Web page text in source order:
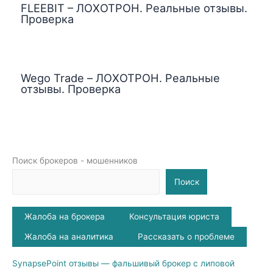
Поиск брокеров - мошенников
Поиск
Жалоба на брокера Консультация юриста
Жалоба на аналитика Рассказать о проблеме
SynapsePoint отзывы — фальшивый брокер с липовой
FLEEBIT – ЛОХОТРОН. Реальные отзывы.
Проверка
Wego Trade – ЛОХОТРОН. Реальные
отзывы. Проверка